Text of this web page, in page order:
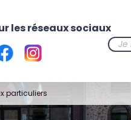
particuliers